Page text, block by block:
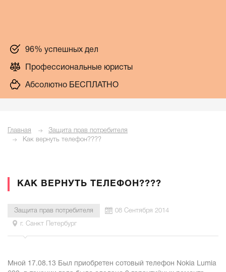
96% успешных дел
Профессиональные юристы
Абсолютно БЕСПЛАТНО
Главная
Защита прав потребителя
Как вернуть телефон????
КАК ВЕРНУТЬ ТЕЛЕФОН????
Защита прав потребителя 08 Сентября 2014
г. Санкт Петербург
Мной 17.08.13 Был приобретен сотовый телефон Nokia Lumia